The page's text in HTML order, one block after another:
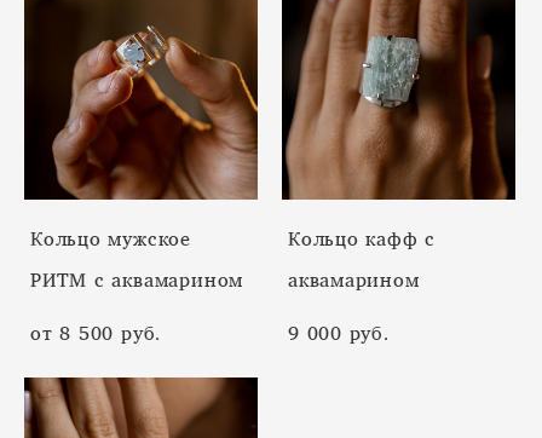
Кольцо мужское
РИТМ с аквамарином
от 8 500 pуб.
Кольцо кафф с
аквамарином
9 000 pуб.